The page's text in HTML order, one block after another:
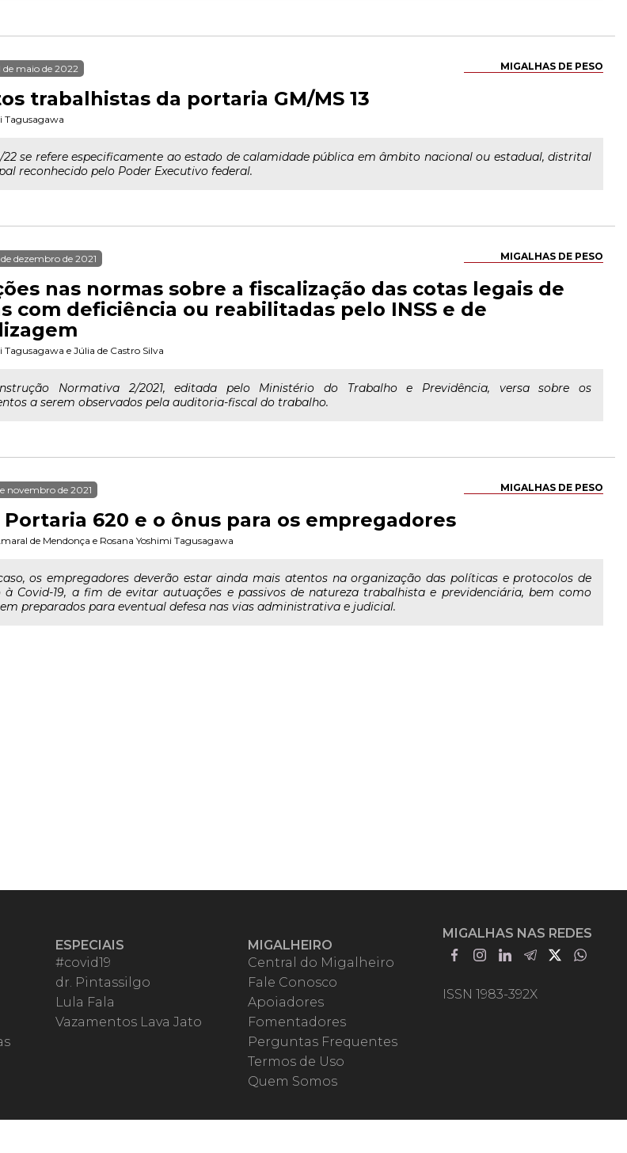
MIGALHAS DE PESO
de maio de 2022
trabalhistas da portaria GM/MS 13
Tagusagawa
22 se refere especificamente ao estado de calamidade pública em âmbito nacional ou estadual, distrital
reconhecido pelo Poder Executivo federal.
MIGALHAS DE PESO
dezembro de 2021
nas normas sobre a fiscalização das cotas legais de
com deficiência ou reabilitadas pelo INSS e de
Tagusagawa e Júlia de Castro Silva
Normativa 2/2021, editada pelo Ministério do Trabalho e Previdência, versa sobre os
a serem observados pela auditoria-fiscal do trabalho.
MIGALHAS DE PESO
novembro de 2021
620 e o ônus para os empregadores
de Mendonça e Rosana Yoshimi Tagusagawa
os empregadores deverão estar ainda mais atentos na organização das políticas e protocolos de
à Covid-19, a fim de evitar autuações e passivos de natureza trabalhista e previdenciária, bem como
preparados para eventual defesa nas vias administrativa e judicial.
ESPECIAIS
#covid19
dr. Pintassilgo
Lula Fala
Vazamentos Lava Jato
MIGALHEIRO
Central do Migalheiro
Fale Conosco
Apoiadores
Fomentadores
Perguntas Frequentes
Termos de Uso
Quem Somos
MIGALHAS NAS REDES
ISSN 1983-392X